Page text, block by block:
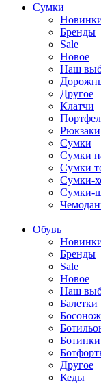
Cумки
Бренды
Sale
Новое
Наш
Другое
Клатчи
Рюкзаки
Сумки
Сумки
Сумки
Сумки-
Сумки-
Обувь
Бренды
Sale
Новое
Наш
Балетки
Ботинки
Другое
Кеды